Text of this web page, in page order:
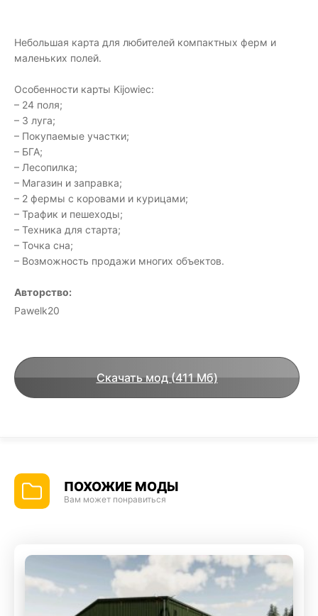
Небольшая карта для любителей компактных ферм и
маленьких полей.
Особенности карты Kijowiec:
– 24 поля;
– 3 луга;
– Покупаемые участки;
– БГА;
– Лесопилка;
– Магазин и заправка;
– 2 фермы с коровами и курицами;
– Трафик и пешеходы;
– Техника для старта;
– Точка сна;
– Возможность продажи многих объектов.
Авторство:
Pawelk20
Скачать мод (411 Мб)
ПОХОЖИЕ МОДЫ
Вам может понравиться